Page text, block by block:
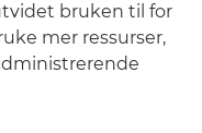
bruken til for
mer ressurser,